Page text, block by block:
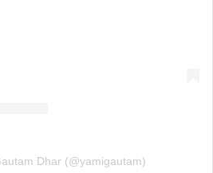
Dhar (@yamigautam)